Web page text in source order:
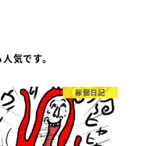
気です。
稼働日記